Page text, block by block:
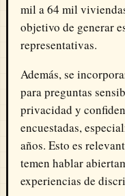
mil a 64 mil
objetivo de generar
representativas.
Además, se
para preguntas
privacidad y
encuestadas,
años. Esto es
temen hablar
experiencias de